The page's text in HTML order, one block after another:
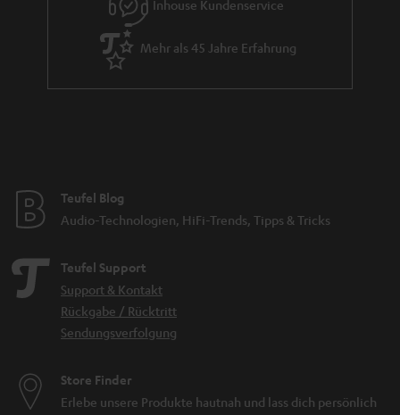
Inhouse Kundenservice
Mehr als 45 Jahre Erfahrung
Teufel Blog
Audio-Technologien, HiFi-Trends, Tipps & Tricks
Teufel Support
Support & Kontakt
Rückgabe / Rücktritt
Sendungsverfolgung
Store Finder
Erlebe unsere Produkte hautnah und lass dich persönlich